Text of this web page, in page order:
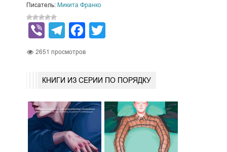
Писатель: Микита Франко
ViberTelegram
Facebook
2651 просмотров
КНИГИ ИЗ СЕРИИ ПО ПОРЯДКУ